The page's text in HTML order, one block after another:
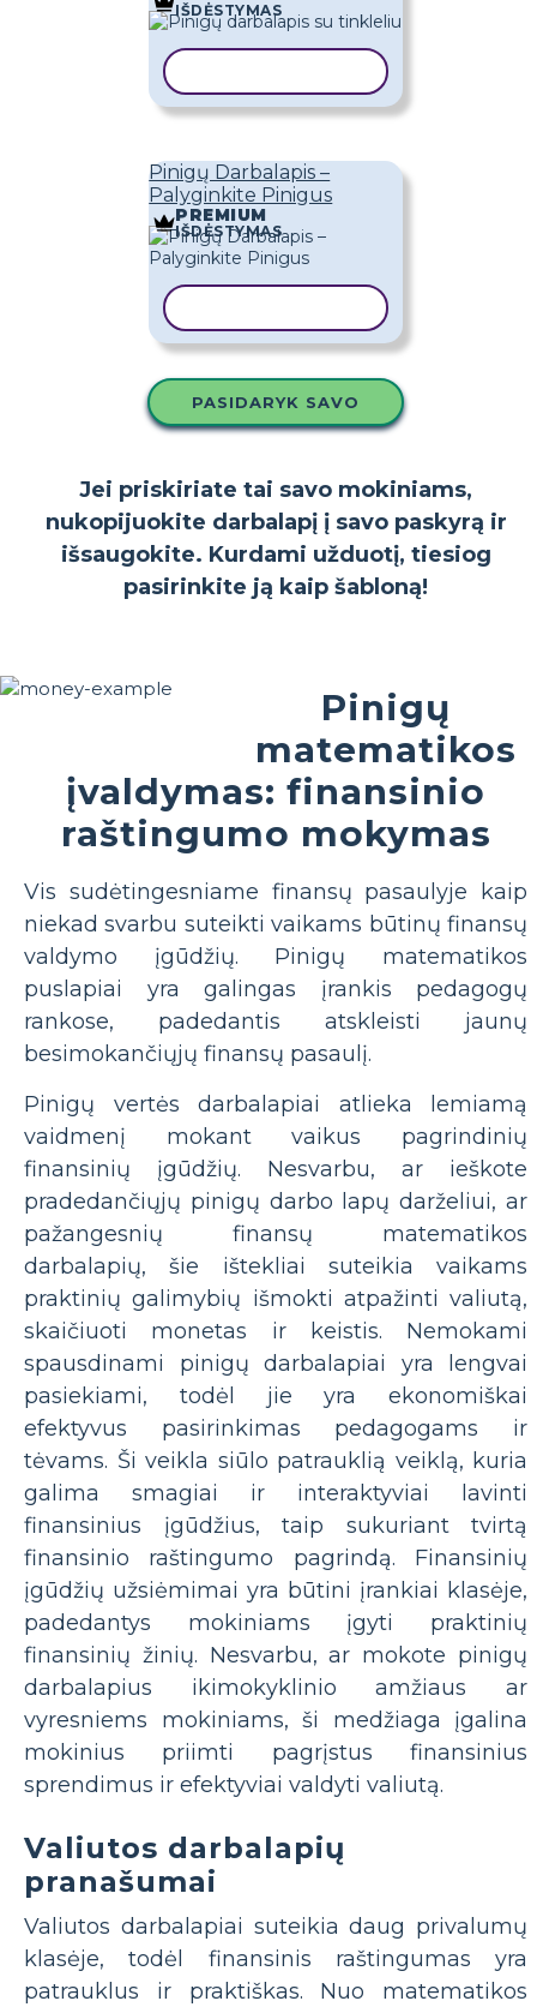
IŠDĖSTYMAS
Pinigų Darbalapis –
Palyginkite Pinigus
PREMIUM
IŠDĖSTYMAS
PASIDARYK SAVO
Jei priskiriate tai savo mokiniams,
nukopijuokite darbalapį į savo paskyrą ir
išsaugokite. Kurdami užduotį, tiesiog
pasirinkite ją kaip šabloną!
Pinigų
matematikos
įvaldymas: finansinio
raštingumo mokymas
Vis sudėtingesniame finansų pasaulyje kaip
niekad svarbu suteikti vaikams būtinų finansų
valdymo įgūdžių. Pinigų matematikos
puslapiai yra galingas įrankis pedagogų
rankose, padedantis atskleisti jaunų
besimokančiųjų finansų pasaulį.
Pinigų vertės darbalapiai atlieka lemiamą
vaidmenį mokant vaikus pagrindinių
finansinių įgūdžių. Nesvarbu, ar ieškote
pradedančiųjų pinigų darbo lapų darželiui, ar
pažangesnių finansų matematikos
darbalapių, šie ištekliai suteikia vaikams
praktinių galimybių išmokti atpažinti valiutą,
skaičiuoti monetas ir keistis. Nemokami
spausdinami pinigų darbalapiai yra lengvai
pasiekiami, todėl jie yra ekonomiškai
efektyvus pasirinkimas pedagogams ir
tėvams. Ši veikla siūlo patrauklią veiklą, kuria
galima smagiai ir interaktyviai lavinti
finansinius įgūdžius, taip sukuriant tvirtą
finansinio raštingumo pagrindą. Finansinių
įgūdžių užsiėmimai yra būtini įrankiai klasėje,
padedantys mokiniams įgyti praktinių
finansinių žinių. Nesvarbu, ar mokote pinigų
darbalapius ikimokyklinio amžiaus ar
vyresniems mokiniams, ši medžiaga įgalina
mokinius priimti pagrįstus finansinius
sprendimus ir efektyviai valdyti valiutą.
Valiutos darbalapių
pranašumai
Valiutos darbalapiai suteikia daug privalumų
klasėje, todėl finansinis raštingumas yra
patrauklus ir praktiškas. Nuo matematikos